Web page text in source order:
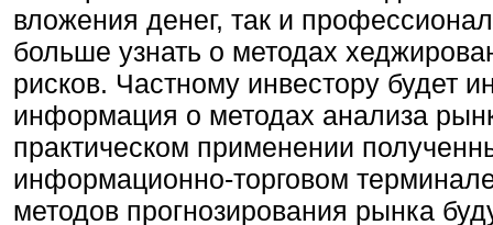
вложения денег, так и
больше узнать о методах
рисков. Частному инвестору будет
информация о методах анализа
практическом применении
информационно-торговом
методов прогнозирования рынка